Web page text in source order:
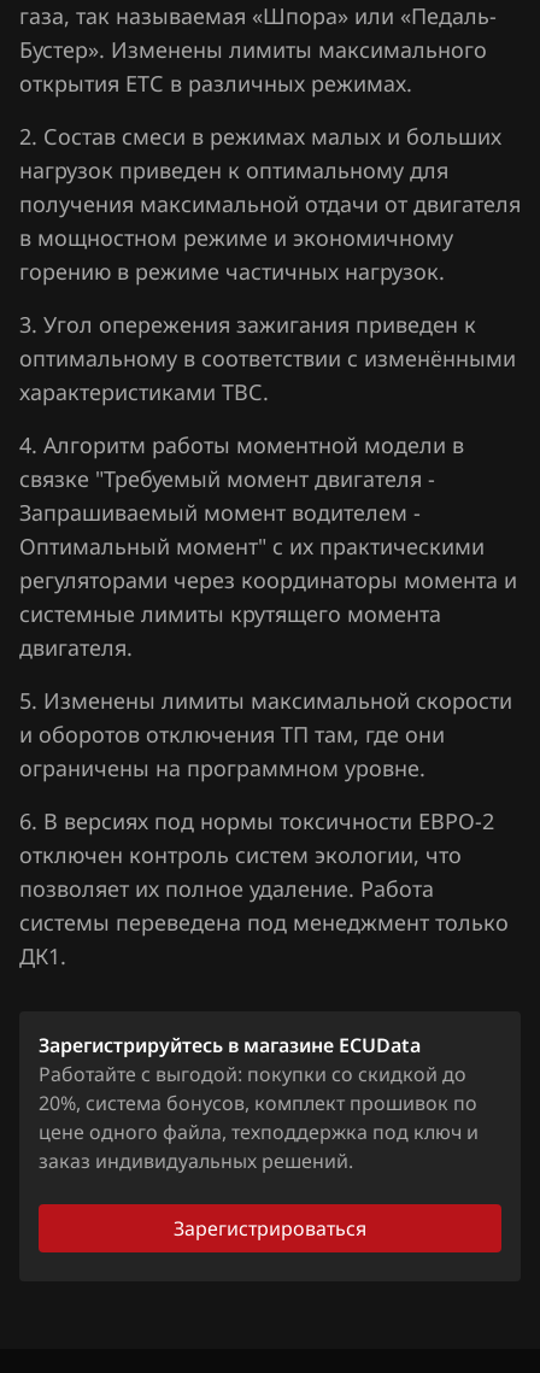
Kia
King Long
KYC
Lancia
Land Rover
Lexus
Lifan
Lincoln
Livan
Luxgen
MAN
Maserati
Mazda
Mercedes-Benz
MG
Mini
Nissan
Omoda
Opel
Porsche
Ravon
Renault
газа, так называемая «Шпора» или «Педаль-
Бустер». Изменены лимиты максимального
открытия ЕТС в различных режимах.
2. Состав смеси в режимах малых и больших
нагрузок приведен к оптимальному для
получения максимальной отдачи от двигателя
в мощностном режиме и экономичному
горению в режиме частичных нагрузок.
3. Угол опережения зажигания приведен к
оптимальному в соответствии с изменёнными
характеристиками ТВС.
4. Алгоритм работы моментной модели в
связке "Требуемый момент двигателя -
Запрашиваемый момент водителем -
Оптимальный момент" с их практическими
регуляторами через координаторы момента и
системные лимиты крутящего момента
двигателя.
5. Изменены лимиты максимальной скорости
и оборотов отключения ТП там, где они
ограничены на программном уровне.
6. В версиях под нормы токсичности ЕВРО-2
отключен контроль систем экологии, что
позволяет их полное удаление. Работа
системы переведена под менеджмент только
ДК1.
Зарегистрируйтесь в магазине ECUData
Работайте с выгодой: покупки со скидкой до
20%, система бонусов, комплект прошивок по
цене одного файла, техподдержка под ключ и
заказ индивидуальных решений.
Зарегистрироваться